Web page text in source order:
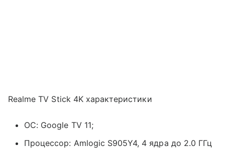
Realme TV Stick 4K характеристики
ОС: Google TV 11;
Процессор: Amlogic S905Y4, 4 ядра до 2.0 ГГц